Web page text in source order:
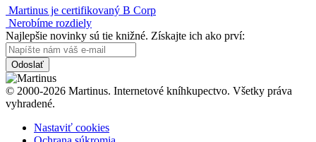
Martinus je certifikovaný B Corp
Nerobíme rozdiely
Najlepšie novinky sú tie knižné. Získajte ich ako prví:
Odoslať
© 2000-2026 Martinus. Internetové kníhkupectvo. Všetky práva
vyhradené.
Nastaviť cookies